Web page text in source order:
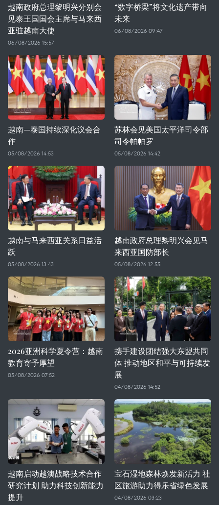
越南政府总理黎明兴分别会
见泰王国国会主席与马来西
亚驻越南大使
06/08/2026 15:57
“数字桥梁”将文化遗产带向
未来
06/08/2026 09:47
越南—泰国持续深化议会合
作
05/08/2026 14:53
苏林会见美国太平洋司令部
司令帕帕罗
05/08/2026 14:42
越南与马来西亚关系日益活
跃
05/08/2026 13:43
越南政府总理黎明兴会见马
来西亚国防部长
05/08/2026 12:55
2026亚洲科学夏令营：越南
教育寄予厚望
05/08/2026 07:52
携手建设团结强大东盟共同
体 推动地区和平与可持续发
展
04/08/2026 14:52
越南启动越澳战略技术合作
研究计划 助力科技创新能力
提升
宝石湿地森林焕发新活力 社
区旅游助力得乐省绿色发展
04/08/2026 03:23